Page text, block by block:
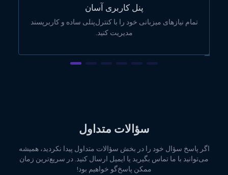
پنل کاربری آسان
تمام نیازهای میزبانی خود را با کنترل‌پنلی ساده و کاربرپسند
مدیریت کنید.
سؤالات متداول
اگر پاسخ سؤال خود را در بخش سؤالات متداول پیدا نکردید، همیشه
می‌توانید با ما تماس بگیرید یا ایمیل ارسال کنید. در سریع‌ترین زمان
ممکن پاسخ‌گو خواهیم بود!